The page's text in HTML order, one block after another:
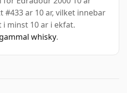
#433 ar 10 ar, vilket innebar
minst 10 ar i ekfat.
whisky.